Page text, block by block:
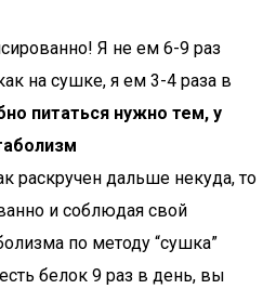
Я не ем 6-9 раз
на сушке, я ем 3-4 раза в
питаться нужно тем, у
раскручен дальше некуда, то
и соблюдая свой
по методу “сушка”
белок 9 раз в день, вы